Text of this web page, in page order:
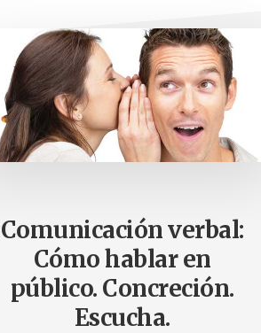
Comunicación verbal:
Cómo hablar en
público. Concreción.
Escucha.